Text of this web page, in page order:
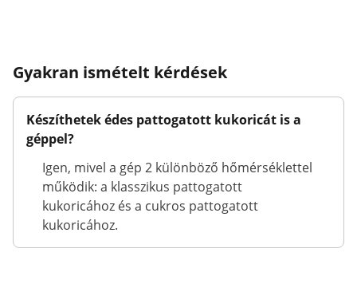
Gyakran ismételt kérdések
Készíthetek édes pattogatott kukoricát is a
géppel?
Igen, mivel a gép 2 különböző hőmérséklettel
működik: a klasszikus pattogatott
kukoricához és a cukros pattogatott
kukoricához.